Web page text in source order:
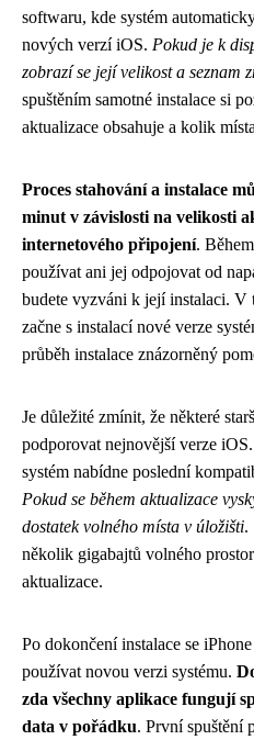
softwaru, kde systém
nových verzí iOS. Pokud je k
zobrazí se její velikost a seznam
spuštěním samotné instalace si
aktualizace obsahuje a kolik
Proces stahování a instalace
minut v závislosti na velikosti
internetového připojení.
používat ani jej odpojovat od
budete vyzváni k její instalaci. V
začne s instalací nové verze
průběh instalace znázorněný
Je důležité zmínit, že některé
podporovat nejnovější verze
systém nabídne poslední
Pokud se během aktualizace
dostatek volného místa v úložišti.
několik gigabajtů volného
aktualizace.
Po dokončení instalace se
používat novou verzi systému.
zda všechny aplikace fungují
data v pořádku. První spuštění